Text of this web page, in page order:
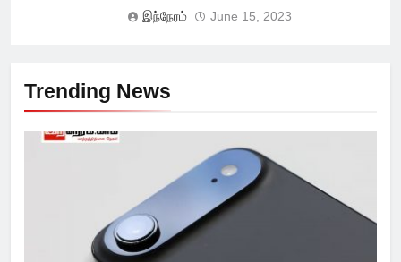
இந்நேரம் June 15, 2023
Trending News